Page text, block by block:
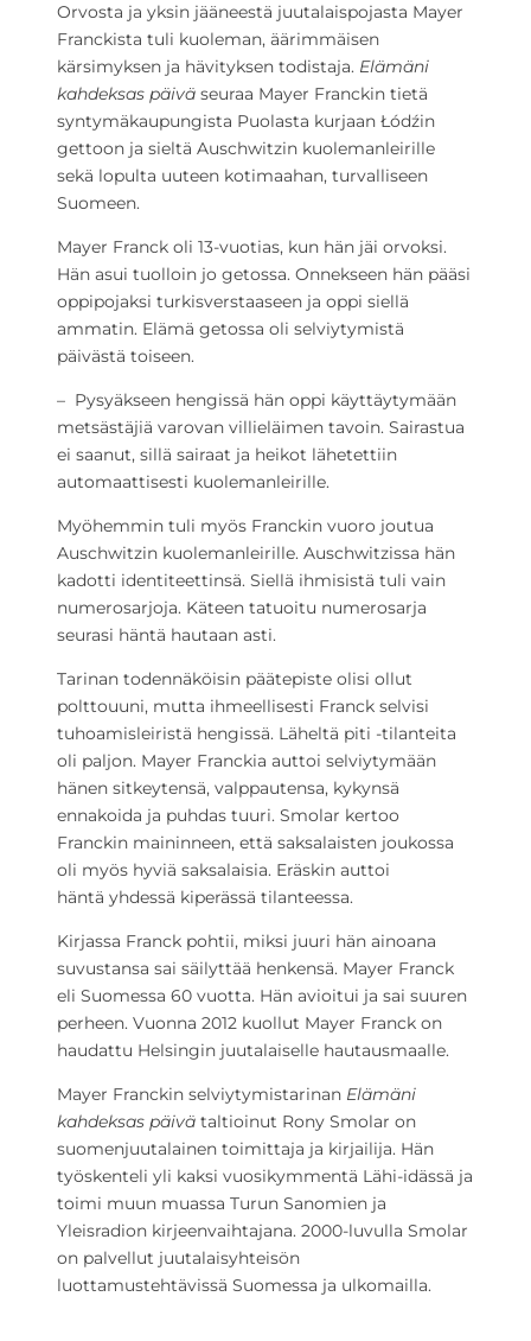
Orvosta ja yksin jääneestä juutalaispojasta Mayer
Franckista tuli kuoleman, äärimmäisen
kärsimyksen ja hävityksen todistaja. Elämäni
kahdeksas päivä seuraa Mayer Franckin tietä
syntymäkaupungista Puolasta kurjaan Łódźin
gettoon ja sieltä Auschwitzin kuolemanleirille
sekä lopulta uuteen kotimaahan, turvalliseen
Suomeen.
Mayer Franck oli 13-vuotias, kun hän jäi orvoksi.
Hän asui tuolloin jo getossa. Onnekseen hän pääsi
oppipojaksi turkisverstaaseen ja oppi siellä
ammatin. Elämä getossa oli selviytymistä
päivästä toiseen.
– Pysyäkseen hengissä hän oppi käyttäytymään
metsästäjiä varovan villieläimen tavoin. Sairastua
ei saanut, sillä sairaat ja heikot lähetettiin
automaattisesti kuolemanleirille.
Myöhemmin tuli myös Franckin vuoro joutua
Auschwitzin kuolemanleirille. Auschwitzissa hän
kadotti identiteettinsä. Siellä ihmisistä tuli vain
numerosarjoja. Käteen tatuoitu numerosarja
seurasi häntä hautaan asti.
Tarinan todennäköisin päätepiste olisi ollut
polttouuni, mutta ihmeellisesti Franck selvisi
tuhoamisleiristä hengissä. Läheltä piti -tilanteita
oli paljon. Mayer Franckia auttoi selviytymään
hänen sitkeytensä, valppautensa, kykynsä
ennakoida ja puhdas tuuri. Smolar kertoo
Franckin maininneen, että saksalaisten joukossa
oli myös hyviä saksalaisia. Eräskin auttoi
häntä yhdessä kiperässä tilanteessa.
Kirjassa Franck pohtii, miksi juuri hän ainoana
suvustansa sai säilyttää henkensä. Mayer Franck
eli Suomessa 60 vuotta. Hän avioitui ja sai suuren
perheen. Vuonna 2012 kuollut Mayer Franck on
haudattu Helsingin juutalaiselle hautausmaalle.
Mayer Franckin selviytymistarinan Elämäni
kahdeksas päivä taltioinut Rony Smolar on
suomenjuutalainen toimittaja ja kirjailija. Hän
työskenteli yli kaksi vuosikymmentä Lähi-idässä ja
toimi muun muassa Turun Sanomien ja
Yleisradion kirjeenvaihtajana. 2000-luvulla Smolar
on palvellut juutalaisyhteisön
luottamustehtävissä Suomessa ja ulkomailla.